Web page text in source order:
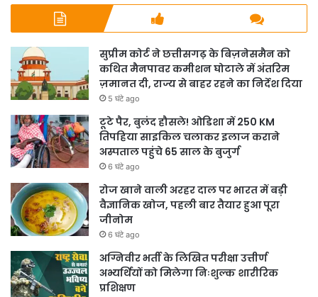
सुप्रीम कोर्ट ने छत्तीसगढ़ के बिज़नेसमैन को
कथित मैनपावर कमीशन घोटाले में अंतरिम
ज़मानत दी, राज्य से बाहर रहने का निर्देश दिया
5 घंटे ago
टूटे पैर, बुलंद हौसले! ओडिशा में 250 KM
तिपहिया साइकिल चलाकर इलाज कराने
अस्पताल पहुंचे 65 साल के बुजुर्ग
6 घंटे ago
रोज खाने वाली अरहर दाल पर भारत में बड़ी
वैज्ञानिक खोज, पहली बार तैयार हुआ पूरा
जीनोम
6 घंटे ago
अग्निवीर भर्ती के लिखित परीक्षा उत्तीर्ण
अभ्यर्थियों को मिलेगा निःशुल्क शारीरिक
प्रशिक्षण